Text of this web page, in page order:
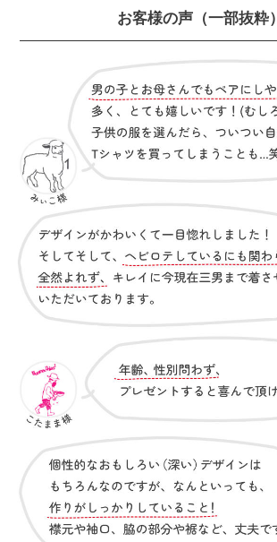
お客様の声（一部抜粋）